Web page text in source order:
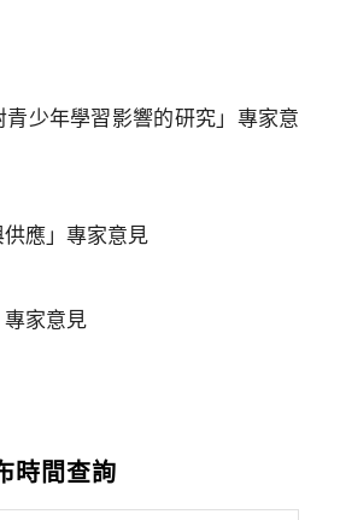
青少年學習影響的研究」專家意
供應」專家意見
專家意見
時間查詢